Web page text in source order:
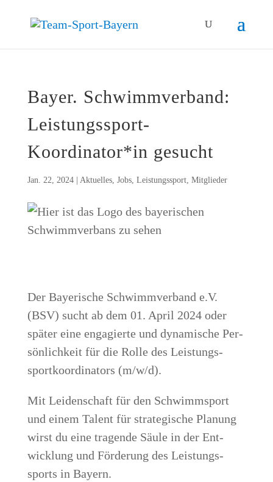
Bay­er. Schwimm­ver­band:
Leistungssport-
Koordinator*in gesucht
Jan. 22, 2024| Aktuelles, Jobs, Leistungssport, Mitglieder
Der Baye­ri­sche Schwimm­ver­band e.V.
(BSV) sucht ab dem 01. April 2024 oder
spä­ter eine enga­gier­te und dyna­mi­sche Per­
sön­lich­keit für die Rol­le des Leis­tungs­
sport­ko­or­di­na­tors (m/w/d).
Mit Lei­den­schaft für den Schwimm­sport
und einem Talent für stra­te­gi­sche Pla­nung
wirst du eine tra­gen­de Säu­le in der Ent­
wick­lung und För­de­rung des Leis­tungs­
sports in Bayern.